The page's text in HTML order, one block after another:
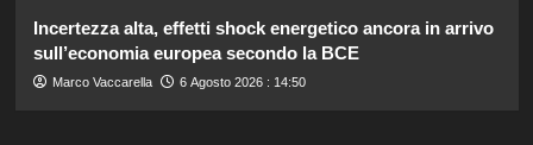
Incertezza alta, effetti shock energetico ancora in arrivo
sull’economia europea secondo la BCE
Marco Vaccarella 6 Agosto 2026 : 14:50